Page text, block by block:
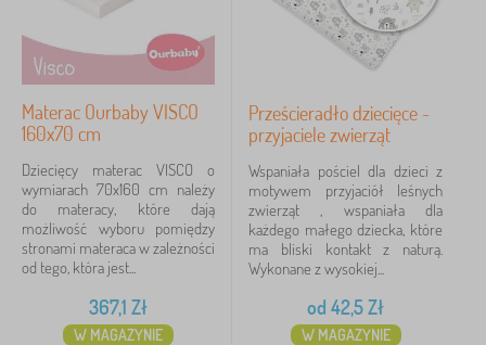
Materac Ourbaby VISCO
160x70 cm
Dziecięcy materac VISCO o
wymiarach 70x160 cm należy
do materacy, które dają
możliwość wyboru pomiędzy
stronami materaca w zależności
od tego, która jest...
367,1 Zł
W MAGAZYNIE
Prześcieradło dziecięce -
przyjaciele zwierząt
Wspaniała pościel dla dzieci z
motywem przyjaciół leśnych
zwierząt , wspaniała dla
każdego małego dziecka, które
ma bliski kontakt z naturą.
Wykonane z wysokiej...
od 42,5Zł
W MAGAZYNIE